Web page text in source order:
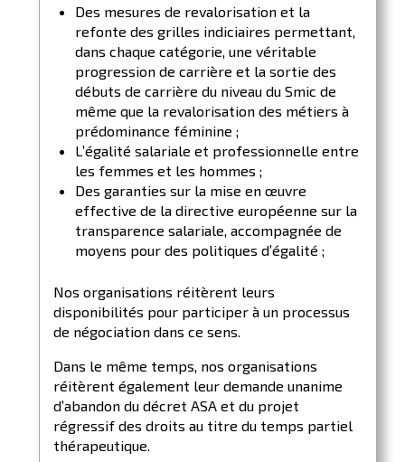
Des mesures de revalorisation et la
refonte des grilles indiciaires permettant,
dans chaque catégorie, une véritable
progression de carrière et la sortie des
débuts de carrière du niveau du Smic de
même que la revalorisation des métiers à
prédominance féminine ;
L’égalité salariale et professionnelle entre
les femmes et les hommes ;
Des garanties sur la mise en œuvre
effective de la directive européenne sur la
transparence salariale, accompagnée de
moyens pour des politiques d’égalité ;
Nos organisations réitèrent leurs
disponibilités pour participer à un processus
de négociation dans ce sens.
Dans le même temps, nos organisations
réitèrent également leur demande unanime
d’abandon du décret ASA et du projet
régressif des droits au titre du temps partiel
thérapeutique.